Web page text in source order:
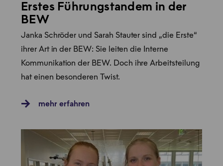
Erstes Führungstandem in der
BEW
Janka Schröder und Sarah Stauter sind „die Erste“
ihrer Art in der BEW: Sie leiten die Interne
Kommunikation der BEW. Doch ihre Arbeitsteilung
hat einen besonderen Twist.
mehr erfahren